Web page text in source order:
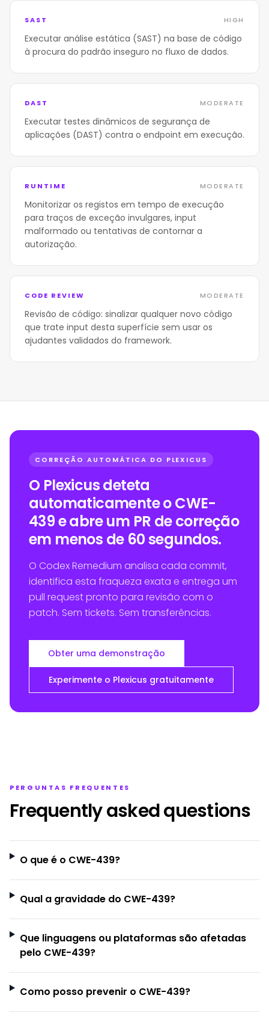
SAST HIGH
Executar análise estática (SAST) na base de código
à procura do padrão inseguro no fluxo de dados.
DAST MODERATE
Executar testes dinâmicos de segurança de
aplicações (DAST) contra o endpoint em execução.
RUNTIME MODERATE
Monitorizar os registos em tempo de execução
para traços de exceção invulgares, input
malformado ou tentativas de contornar a
autorização.
CODE REVIEW MODERATE
Revisão de código: sinalizar qualquer novo código
que trate input desta superfície sem usar os
ajudantes validados do framework.
CORREÇÃO AUTOMÁTICA DO PLEXICUS
O Plexicus deteta
automaticamente o CWE-
439 e abre um PR de correção
em menos de 60 segundos.
O Codex Remedium analisa cada commit,
identifica esta fraqueza exata e entrega um
pull request pronto para revisão com o
patch. Sem tickets. Sem transferências.
Obter uma demonstração
Experimente o Plexicus gratuitamente
PERGUNTAS FREQUENTES
Frequently asked questions
O que é o CWE-439?
Qual a gravidade do CWE-439?
Que linguagens ou plataformas são afetadas
pelo CWE-439?
Como posso prevenir o CWE-439?